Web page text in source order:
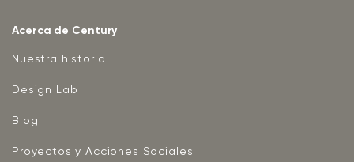
Acerca de Century
Nuestra historia
Design Lab
Blog
Proyectos y Acciones Sociales